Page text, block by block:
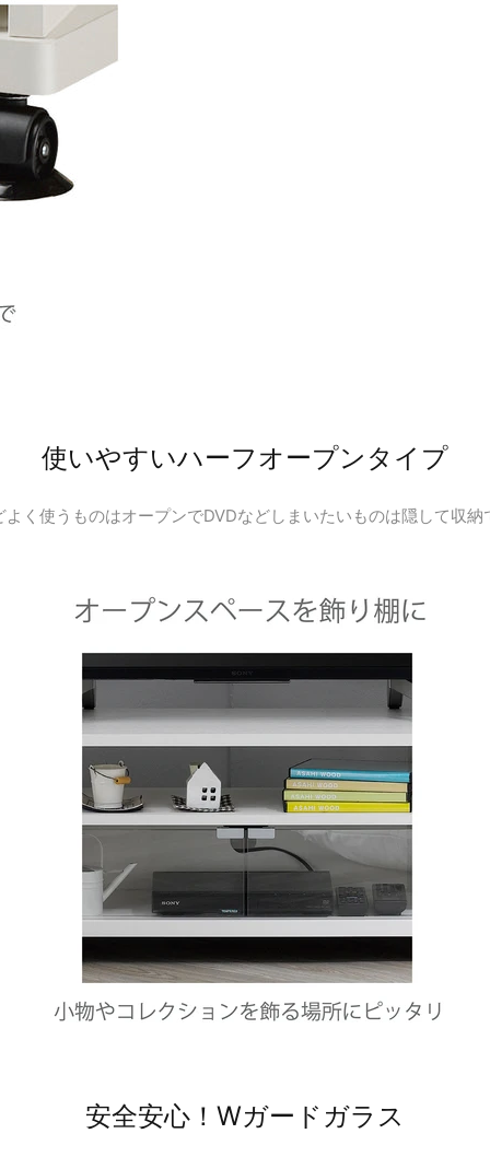
使いやすいハーフオープンタイプ
よく使うものはオープンでDVDなどしまいたいものは隠して収納
安全安心！Wガードガラス